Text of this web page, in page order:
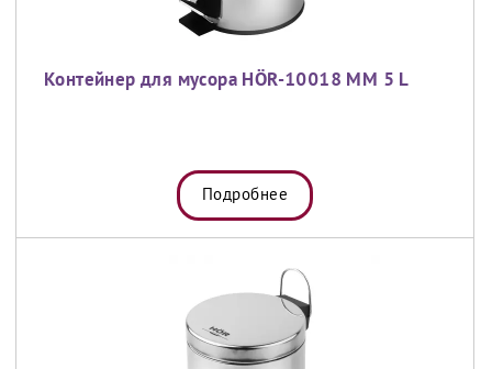
Контейнер для мусора HÖR-10018 MM 5 L
Подробнее